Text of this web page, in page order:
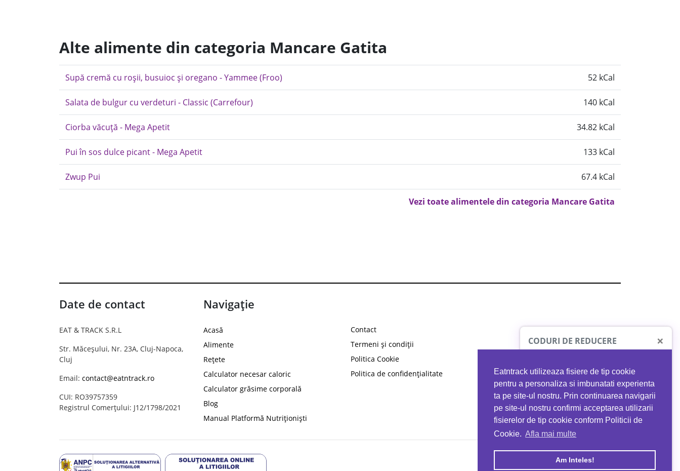
Eatntrack utilizeaza fisiere de tip cookie
pentru a personaliza si imbunatati experienta
ta pe site-ul nostru. Prin continuarea navigarii
pe site-ul nostru confirmi acceptarea utilizarii
fisierelor de tip cookie conform Politicii de
Cookie. Afla mai multe
Am Inteles!
Alte alimente din categoria Mancare Gatita
Supă cremă cu roșii, busuioc și oregano - Yammee (Froo) 52 kCal
Salata de bulgur cu verdeturi - Classic (Carrefour) 140 kCal
Ciorba văcuță - Mega Apetit 34.82 kCal
Pui în sos dulce picant - Mega Apetit 133 kCal
Zwup Pui 67.4 kCal
Vezi toate alimentele din categoria Mancare Gatita
Date de contact
EAT & TRACK S.R.L
Str. Măceșului, Nr. 23A, Cluj-Napoca,
Cluj
Email: contact@eatntrack.ro
CUI: RO39757359
Registrul Comerțului: J12/1798/2021
Navigație
Acasă
Alimente
Rețete
Calculator necesar caloric
Calculator grăsime corporală
Blog
Manual Platformă Nutriționiști
Contact
Termeni și condiții
Politica Cookie
Politica de confidențialitate
CODURI DE REDUCERE ×
PROTO41
reducere la orice comandă
EATNTRACK
MYPROTEIN
Ai40%reducere la orice comandă
folosind codul EATTRACK